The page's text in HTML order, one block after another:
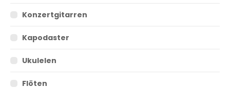
Konzertgitarren
Kapodaster
Ukulelen
Flöten